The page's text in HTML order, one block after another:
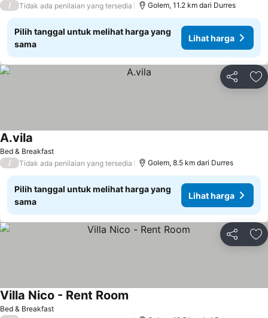
/ Tidak ada penilaian yang tersedia Golem, 11.2 km dari Durres
Pilih tanggal untuk melihat harga yang
sama
Lihat harga
Bagikan
Bed & Breakfast
A.vila
/ Tidak ada penilaian yang tersedia Golem, 8.5 km dari Durres
Pilih tanggal untuk melihat harga yang
sama
Lihat harga
Bagikan
Bed & Breakfast
Villa Nico - Rent Room